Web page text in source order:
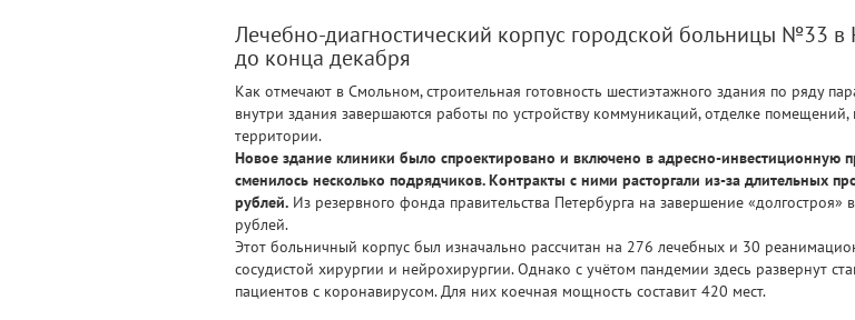
Лечебно-диагностический корпус городской больницы №33 в
до конца декабря
Как отмечают в Смольном, строительная готовность шестиэтажного здания по ряду
внутри здания завершаются работы по устройству коммуникаций, отделке
территории.
Новое здание клиники было спроектировано и включено в адресно-инвестиционную
сменилось несколько подрядчиков. Контракты с ними расторгали из-за длительных
рублей. Из резервного фонда правительства Петербурга на завершение
рублей.
Этот больничный корпус был изначально рассчитан на 276 лечебных и 30
сосудистой хирургии и нейрохирургии. Однако с учётом пандемии здесь развернут
пациентов с коронавирусом. Для них коечная мощность составит 420 мест.